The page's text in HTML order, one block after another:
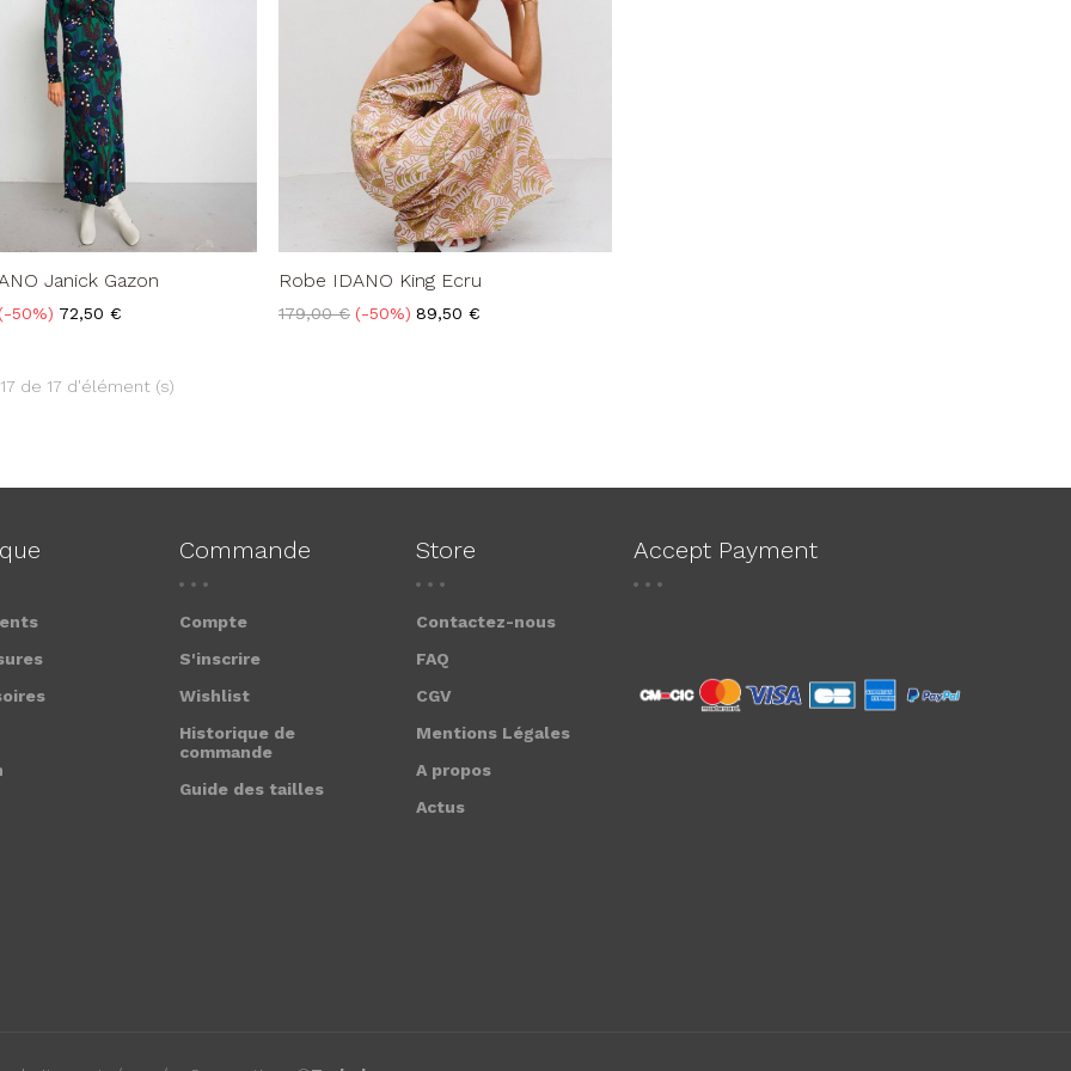
Janick Gazon
-50% Prix
72,50 €
Robe IDANO King Ecru
Prix
179,00 € -50% Prix
89,50 €
de 17 d'élément (s)
Commande
Compte
S'inscrire
Wishlist
Historique de
commande
Guide des tailles
Store
Contactez-nous
FAQ
CGV
Mentions Légales
A propos
Actus
Accept Payment